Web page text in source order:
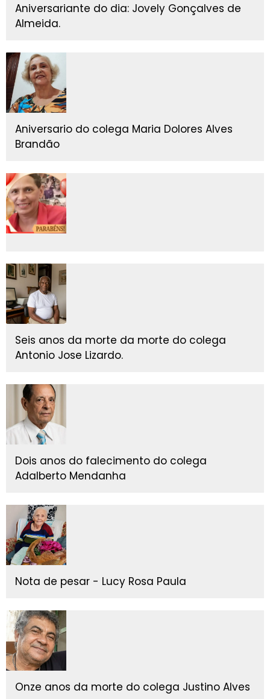
Aniversariante do dia: Jovely Gonçalves de
Almeida.
Aniversario do colega Maria Dolores Alves
Brandão
Seis anos da morte da morte do colega
Antonio Jose Lizardo.
Dois anos do falecimento do colega
Adalberto Mendanha
Nota de pesar - Lucy Rosa Paula
Onze anos da morte do colega Justino Alves